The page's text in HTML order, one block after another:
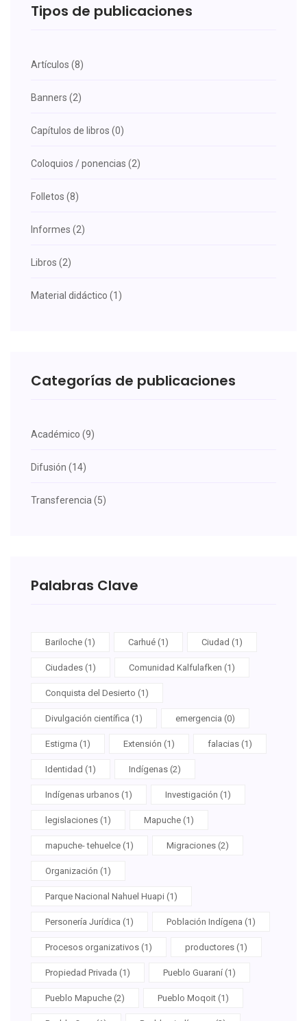
Tipos de publicaciones
Artículos (8)
Banners (2)
Capítulos de libros (0)
Coloquios / ponencias (2)
Folletos (8)
Informes (2)
Libros (2)
Material didáctico (1)
Categorías de publicaciones
Académico (9)
Difusión (14)
Transferencia (5)
Palabras Clave
Bariloche (1) Carhué (1) Ciudad (1)
Ciudades (1) Comunidad Kalfulafken (1)
Conquista del Desierto (1)
Divulgación científica (1) emergencia (0)
Estigma (1) Extensión (1) falacias (1)
Identidad (1) Indígenas (2)
Indígenas urbanos (1) Investigación (1)
legislaciones (1) Mapuche (1)
mapuche- tehuelce (1) Migraciones (2)
Organización (1)
Parque Nacional Nahuel Huapi (1)
Personería Jurídica (1) Población Indígena (1)
Procesos organizativos (1) productores (1)
Propiedad Privada (1) Pueblo Guaraní (1)
Pueblo Mapuche (2) Pueblo Moqoit (1)